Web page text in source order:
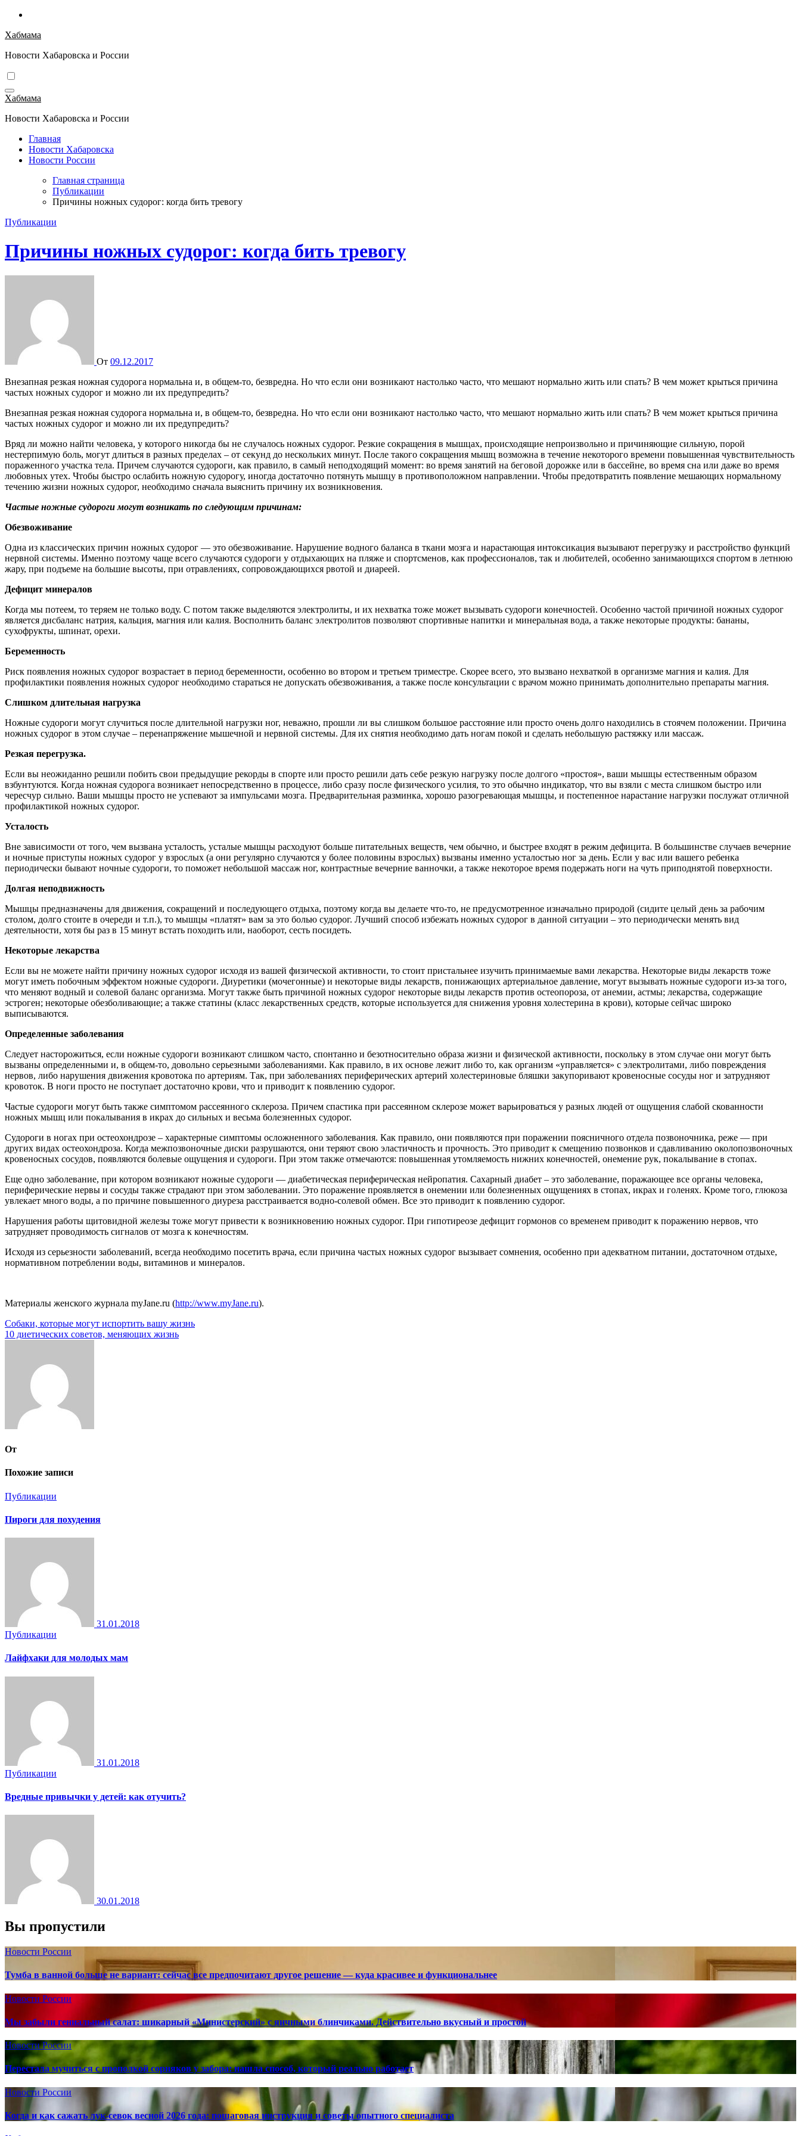
Перейти
содержимому
Хабмама
Новости Хабаровска и России
Хабмама
Новости Хабаровска и России
Главная
Новости Хабаровска
Новости России
Главная страница
Публикации
Причины ножных судорог: когда бить тревогу
Публикации
Причины ножных судорог: когда бить тревогу
От 09.12.2017
Внезапная резкая ножная судорога нормальна и, в общем-то, безвредна. Но что если они возникают настолько часто, что мешают нормально жить или спать? В чем может крыться причина
частых ножных судорог и можно ли их предупредить?
Внезапная резкая ножная судорога нормальна и, в общем-то, безвредна. Но что если они возникают настолько часто, что мешают нормально жить или спать? В чем может крыться причина
частых ножных судорог и можно ли их предупредить?
Вряд ли можно найти человека, у которого никогда бы не случалось ножных судорог. Резкие сокращения в мышцах, происходящие непроизвольно и причиняющие сильную, порой
нестерпимую боль, могут длиться в разных пределах – от секунд до нескольких минут. После такого сокращения мышц возможна в течение некоторого времени повышенная чувствительность
пораженного участка тела. Причем случаются судороги, как правило, в самый неподходящий момент: во время занятий на беговой дорожке или в бассейне, во время сна или даже во время
любовных утех. Чтобы быстро ослабить ножную судорогу, иногда достаточно потянуть мышцу в противоположном направлении. Чтобы предотвратить появление мешающих нормальному
течению жизни ножных судорог, необходимо сначала выяснить причину их возникновения.
Частые ножные судороги могут возникать по следующим причинам:
Обезвоживание
Одна из классических причин ножных судорог — это обезвоживание. Нарушение водного баланса в ткани мозга и нарастающая интоксикация вызывают перегрузку и расстройство функций
нервной системы. Именно поэтому чаще всего случаются судороги у отдыхающих на пляже и спортсменов, как профессионалов, так и любителей, особенно занимающихся спортом в летнюю
жару, при подъеме на большие высоты, при отравлениях, сопровождающихся рвотой и диареей.
Дефицит минералов
Когда мы потеем, то теряем не только воду. С потом также выделяются электролиты, и их нехватка тоже может вызывать судороги конечностей. Особенно частой причиной ножных судорог
является дисбаланс натрия, кальция, магния или калия. Восполнить баланс электролитов позволяют спортивные напитки и минеральная вода, а также некоторые продукты: бананы,
сухофрукты, шпинат, орехи.
Беременность
Риск появления ножных судорог возрастает в период беременности, особенно во втором и третьем триместре. Скорее всего, это вызвано нехваткой в организме магния и калия. Для
профилактики появления ножных судорог необходимо стараться не допускать обезвоживания, а также после консультации с врачом можно принимать дополнительно препараты магния.
Слишком длительная нагрузка
Ножные судороги могут случиться после длительной нагрузки ног, неважно, прошли ли вы слишком большое расстояние или просто очень долго находились в стоячем положении. Причина
ножных судорог в этом случае – перенапряжение мышечной и нервной системы. Для их снятия необходимо дать ногам покой и сделать небольшую растяжку или массаж.
Резкая перегрузка.
Если вы неожиданно решили побить свои предыдущие рекорды в спорте или просто решили дать себе резкую нагрузку после долгого «простоя», ваши мышцы естественным образом
взбунтуются. Когда ножная судорога возникает непосредственно в процессе, либо сразу после физического усилия, то это обычно индикатор, что вы взяли с места слишком быстро или
чересчур сильно. Ваши мышцы просто не успевают за импульсами мозга. Предварительная разминка, хорошо разогревающая мышцы, и постепенное нарастание нагрузки послужат отличной
профилактикой ножных судорог.
Усталость
Вне зависимости от того, чем вызвана усталость, усталые мышцы расходуют больше питательных веществ, чем обычно, и быстрее входят в режим дефицита. В большинстве случаев вечерние
и ночные приступы ножных судорог у взрослых (а они регулярно случаются у более половины взрослых) вызваны именно усталостью ног за день. Если у вас или вашего ребенка
периодически бывают ночные судороги, то поможет небольшой массаж ног, контрастные вечерние ванночки, а также некоторое время подержать ноги на чуть приподнятой поверхности.
Долгая неподвижность
Мышцы предназначены для движения, сокращений и последующего отдыха, поэтому когда вы делаете что-то, не предусмотренное изначально природой (сидите целый день за рабочим
столом, долго стоите в очереди и т.п.), то мышцы «платят» вам за это болью судорог. Лучший способ избежать ножных судорог в данной ситуации – это периодически менять вид
деятельности, хотя бы раз в 15 минут встать походить или, наоборот, сесть посидеть.
Некоторые лекарства
Если вы не можете найти причину ножных судорог исходя из вашей физической активности, то стоит пристальнее изучить принимаемые вами лекарства. Некоторые виды лекарств тоже
могут иметь побочным эффектом ножные судороги. Диуретики (мочегонные) и некоторые виды лекарств, понижающих артериальное давление, могут вызывать ножные судороги из-за того,
что меняют водный и солевой баланс организма. Могут также быть причиной ножных судорог некоторые виды лекарств против остеопороза, от анемии, астмы; лекарства, содержащие
эстроген; некоторые обезболивающие; а также статины (класс лекарственных средств, которые используется для снижения уровня холестерина в крови), которые сейчас широко
выписываются.
Определенные заболевания
Следует насторожиться, если ножные судороги возникают слишком часто, спонтанно и безотносительно образа жизни и физической активности, поскольку в этом случае они могут быть
вызваны определенными и, в общем-то, довольно серьезными заболеваниями. Как правило, в их основе лежит либо то, как организм «управляется» с электролитами, либо повреждения
нервов, либо нарушения движения кровотока по артериям. Так, при заболеваниях периферических артерий холестериновые бляшки закупоривают кровеносные сосуды ног и затрудняют
кровоток. В ноги просто не поступает достаточно крови, что и приводит к появлению судорог.
Частые судороги могут быть также симптомом рассеянного склероза. Причем спастика при рассеянном склерозе может варьироваться у разных людей от ощущения слабой скованности
ножных мышц или покалывания в икрах до сильных и весьма болезненных судорог.
Судороги в ногах при остеохондрозе – характерные симптомы осложненного заболевания. Как правило, они появляются при поражении поясничного отдела позвоночника, реже — при
других видах остеохондроза. Когда межпозвоночные диски разрушаются, они теряют свою эластичность и прочность. Это приводит к смещению позвонков и сдавливанию околопозвоночных
кровеносных сосудов, появляются болевые ощущения и судороги. При этом также отмечаются: повышенная утомляемость нижних конечностей, онемение рук, покалывание в стопах.
Еще одно заболевание, при котором возникают ножные судороги — диабетическая периферическая нейропатия. Сахарный диабет – это заболевание, поражающее все органы человека,
периферические нервы и сосуды также страдают при этом заболевании. Это поражение проявляется в онемении или болезненных ощущениях в стопах, икрах и голенях. Кроме того, глюкоза
увлекает много воды, а по причине повышенного диуреза расстраивается водно-солевой обмен. Все это приводит к появлению судорог.
Нарушения работы щитовидной железы тоже могут привести к возникновению ножных судорог. При гипотиреозе дефицит гормонов со временем приводит к поражению нервов, что
затрудняет проводимость сигналов от мозга к конечностям.
Исходя из серьезности заболеваний, всегда необходимо посетить врача, если причина частых ножных судорог вызывает сомнения, особенно при адекватном питании, достаточном отдыхе,
нормативном потреблении воды, витаминов и минералов.
Материалы женского журнала myJane.ru (http://www.myJane.ru).
Навигация
по
Собаки, которые могут испортить вашу жизнь
10 диетических советов, меняющих жизнь
От
Похожие записи
Публикации
Пироги для похудения
31.01.2018
Публикации
Лайфхаки для молодых мам
31.01.2018
Публикации
Вредные привычки у детей: как отучить?
30.01.2018
Вы пропустили
Новости России
Тумба в ванной больше не вариант: сейчас все предпочитают другое решение — куда красивее и функциональнее
Новости России
Мы забыли гениальный салат: шикарный «Министерский» с яичными блинчиками. Действительно вкусный и простой
Новости России
Перестала мучиться с прополкой сорняков у забора: нашла способ, который реально работает
Новости России
Когда и как сажать лук-севок весной 2026 года: пошаговая инструкция и советы опытного специалиста